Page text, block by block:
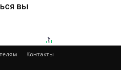
вы
Контакты